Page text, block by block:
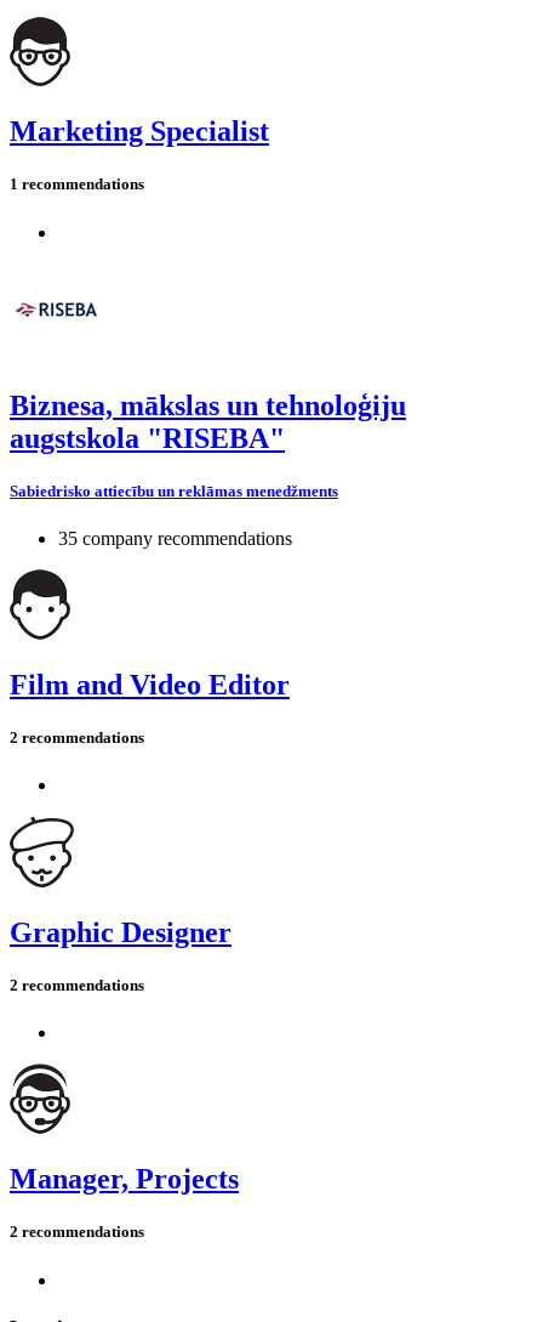
Marketing Specialist
1 recommendations
Biznesa, mākslas un tehnoloģiju
augstskola "RISEBA"
Sabiedrisko attiecību un reklāmas menedžments
35 company recommendations
Film and Video Editor
2 recommendations
Graphic Designer
2 recommendations
Manager, Projects
2 recommendations